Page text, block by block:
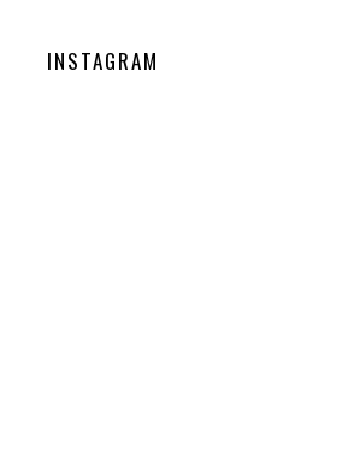
INSTAGRAM